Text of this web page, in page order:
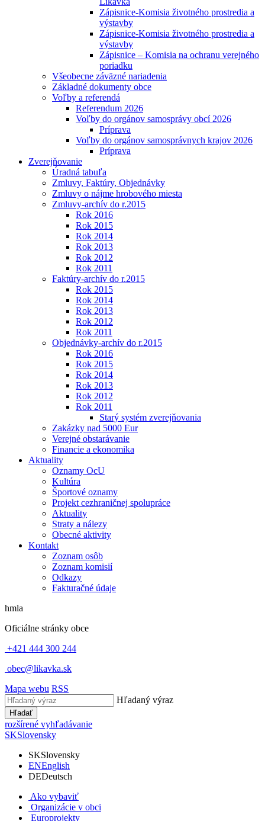
Zápisnice-Komisia životného prostredia a
výstavby
Zápisnice-Komisia životného prostredia a
výstavby
Zápisnice – Komisia na ochranu verejného
poriadku
Všeobecne záväzné nariadenia
Základné dokumenty obce
Voľby a referendá
Referendum 2026
Voľby do orgánov samosprávy obcí 2026
Príprava
Voľby do orgánov samosprávnych krajov 2026
Príprava
Zverejňovanie
Úradná tabuľa
Zmluvy, Faktúry, Objednávky
Zmluvy o nájme hrobového miesta
Zmluvy-archív do r.2015
Rok 2016
Rok 2015
Rok 2014
Rok 2013
Rok 2012
Rok 2011
Faktúry-archív do r.2015
Rok 2015
Rok 2014
Rok 2013
Rok 2012
Rok 2011
Objednávky-archív do r.2015
Rok 2016
Rok 2015
Rok 2014
Rok 2013
Rok 2012
Rok 2011
Starý systém zverejňovania
Zakázky nad 5000 Eur
Verejné obstarávanie
Financie a ekonomika
Aktuality
Oznamy OcU
Kultúra
Športové oznamy
Projekt cezhraničnej spolupráce
Aktuality
Straty a nálezy
Obecné aktivity
Kontakt
Zoznam osôb
Zoznam komisií
Odkazy
Fakturačné údaje
hmla
Oficiálne stránky obce
+421 444 300 244
obec@likavka.sk
Mapa webu RSS
Hľadaný výraz
Hľadať
rozšírené vyhľadávanie
SKSlovensky
SKSlovensky
ENEnglish
DEDeutsch
Ako vybaviť
Organizácie v obci
Europrojekty